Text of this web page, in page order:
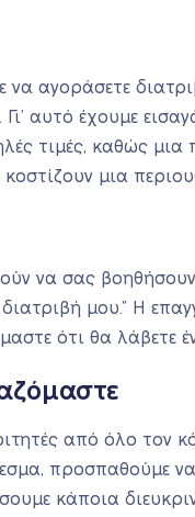
αγοράσετε
αυτό έχουμε
τιμές, καθώς μια
μια
να σας
μου.” Η
ότι θα λάβετε
από όλο τον
προσπαθούμε
κάποια